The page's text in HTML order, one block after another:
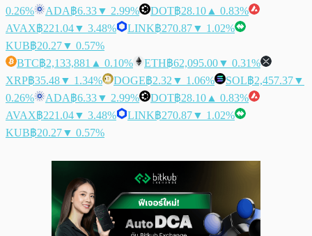
0.26%
ADA฿6.33▼ 2.99% DOT฿28.10 ▲ 0.83%
AVAX฿221.04▼ 3.48% LINK฿270.87▼ 1.02%
KUB฿20.27▼ 0.57%
BTC฿2,133,881 ▲ 0.10% ETH฿62,095.00▼ 0.31%
XRP฿35.48▼ 1.34% DOGE฿2.32 ▼ 1.06% SOL฿2,457.37▼
0.26%
ADA฿6.33▼ 2.99% DOT฿28.10 ▲ 0.83%
AVAX฿221.04▼ 3.48% LINK฿270.87▼ 1.02%
KUB฿20.27▼ 0.57%